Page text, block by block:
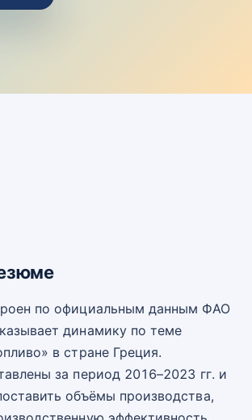
по официальным данным ФАО
динамику по теме
в стране Греция.
за период 2016–2023 гг. и
объёмы производства,